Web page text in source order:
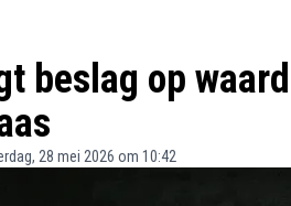
beslag op
28 mei 2026 om 10:42